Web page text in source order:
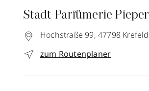
Stadt-Parfümerie Pieper
Hochstraße 99, 47798 Krefeld
zum Routenplaner